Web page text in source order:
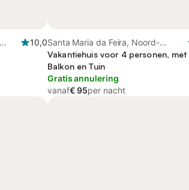
10,0Santa Maria da Feira, Noord-
Portugal
Vakantiehuis voor 4 personen, met
Balkon en Tuin
Gratis annulering
vanaf€ 95per nacht